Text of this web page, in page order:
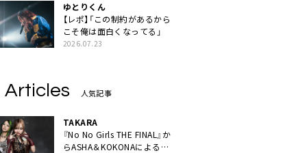
ゆとりくん
【レポ】「この制約があるから
こそ俺は面白くなってる」
2026.07.23
Articles 人気記事
TAKARA
『No No Girls THE FINAL』か
らASHA＆KOKONAによるユ